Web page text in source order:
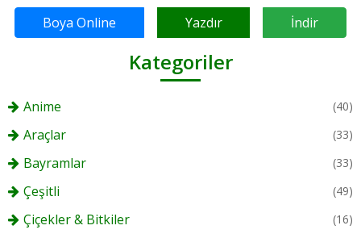
Boya Online Yazdır İndir
Kategoriler
Anime (40)
Araçlar (33)
Bayramlar (33)
Çeşitli (49)
Çiçekler & Bitkiler (16)